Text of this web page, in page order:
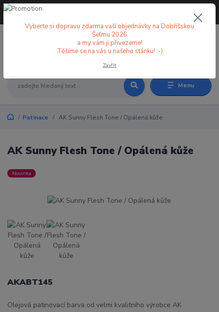
Menu
+420 773 998 582
Patinace AK Sunny Flesh Tone / Opálená kůže
AK Sunny Flesh Tone / Opálená kůže
Novinka
AKABT145
Olejová patinovací barva od velmi kvalitního výrobce AK
Vyberte si dopravu zdarma vaší objednávky na Dobříšskou
Šelmu 2026
a my vám ji přivezeme!
Těšíme se na vás u našeho stánku! :-)
Zavřít